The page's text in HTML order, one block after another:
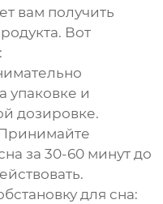
вам получить
Вот
упаковке и
дозировке.
за 30-60 минут до
для сна: